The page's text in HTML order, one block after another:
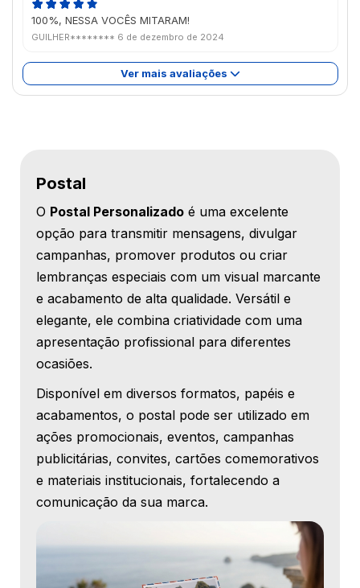
100%, NESSA VOCÊS MITARAM!
GUILHER******** 6 de dezembro de 2024
Ver mais avaliações
Postal
O Postal Personalizado é uma excelente
opção para transmitir mensagens, divulgar
campanhas, promover produtos ou criar
lembranças especiais com um visual marcante
e acabamento de alta qualidade. Versátil e
elegante, ele combina criatividade com uma
apresentação profissional para diferentes
ocasiões.
Disponível em diversos formatos, papéis e
acabamentos, o postal pode ser utilizado em
ações promocionais, eventos, campanhas
publicitárias, convites, cartões comemorativos
e materiais institucionais, fortalecendo a
comunicação da sua marca.